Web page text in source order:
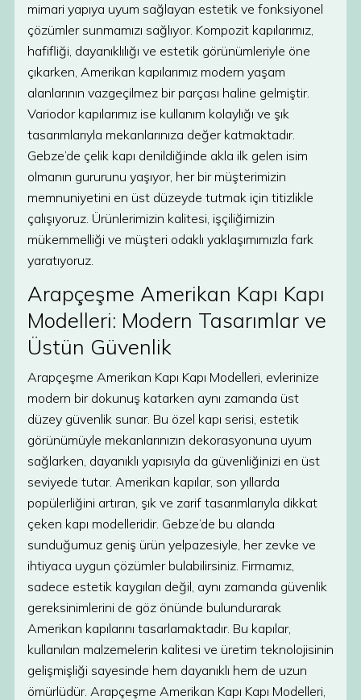
mimari yapıya uyum sağlayan estetik ve fonksiyonel
çözümler sunmamızı sağlıyor. Kompozit kapılarımız,
hafifliği, dayanıklılığı ve estetik görünümleriyle öne
çıkarken, Amerikan kapılarımız modern yaşam
alanlarının vazgeçilmez bir parçası haline gelmiştir.
Variodor kapılarımız ise kullanım kolaylığı ve şık
tasarımlarıyla mekanlarınıza değer katmaktadır.
Gebze’de çelik kapı denildiğinde akla ilk gelen isim
olmanın gururunu yaşıyor, her bir müşterimizin
memnuniyetini en üst düzeyde tutmak için titizlikle
çalışıyoruz. Ürünlerimizin kalitesi, işçiliğimizin
mükemmelliği ve müşteri odaklı yaklaşımımızla fark
yaratıyoruz.
Arapçeşme Amerikan Kapı Kapı
Modelleri: Modern Tasarımlar ve
Üstün Güvenlik
Arapçeşme Amerikan Kapı Kapı Modelleri, evlerinize
modern bir dokunuş katarken aynı zamanda üst
düzey güvenlik sunar. Bu özel kapı serisi, estetik
görünümüyle mekanlarınızın dekorasyonuna uyum
sağlarken, dayanıklı yapısıyla da güvenliğinizi en üst
seviyede tutar. Amerikan kapılar, son yıllarda
popülerliğini artıran, şık ve zarif tasarımlarıyla dikkat
çeken kapı modelleridir. Gebze’de bu alanda
sunduğumuz geniş ürün yelpazesiyle, her zevke ve
ihtiyaca uygun çözümler bulabilirsiniz. Firmamız,
sadece estetik kaygıları değil, aynı zamanda güvenlik
gereksinimlerini de göz önünde bulundurarak
Amerikan kapılarını tasarlamaktadır. Bu kapılar,
kullanılan malzemelerin kalitesi ve üretim teknolojisinin
gelişmişliği sayesinde hem dayanıklı hem de uzun
ömürlüdür. Arapçeşme Amerikan Kapı Kapı Modelleri,